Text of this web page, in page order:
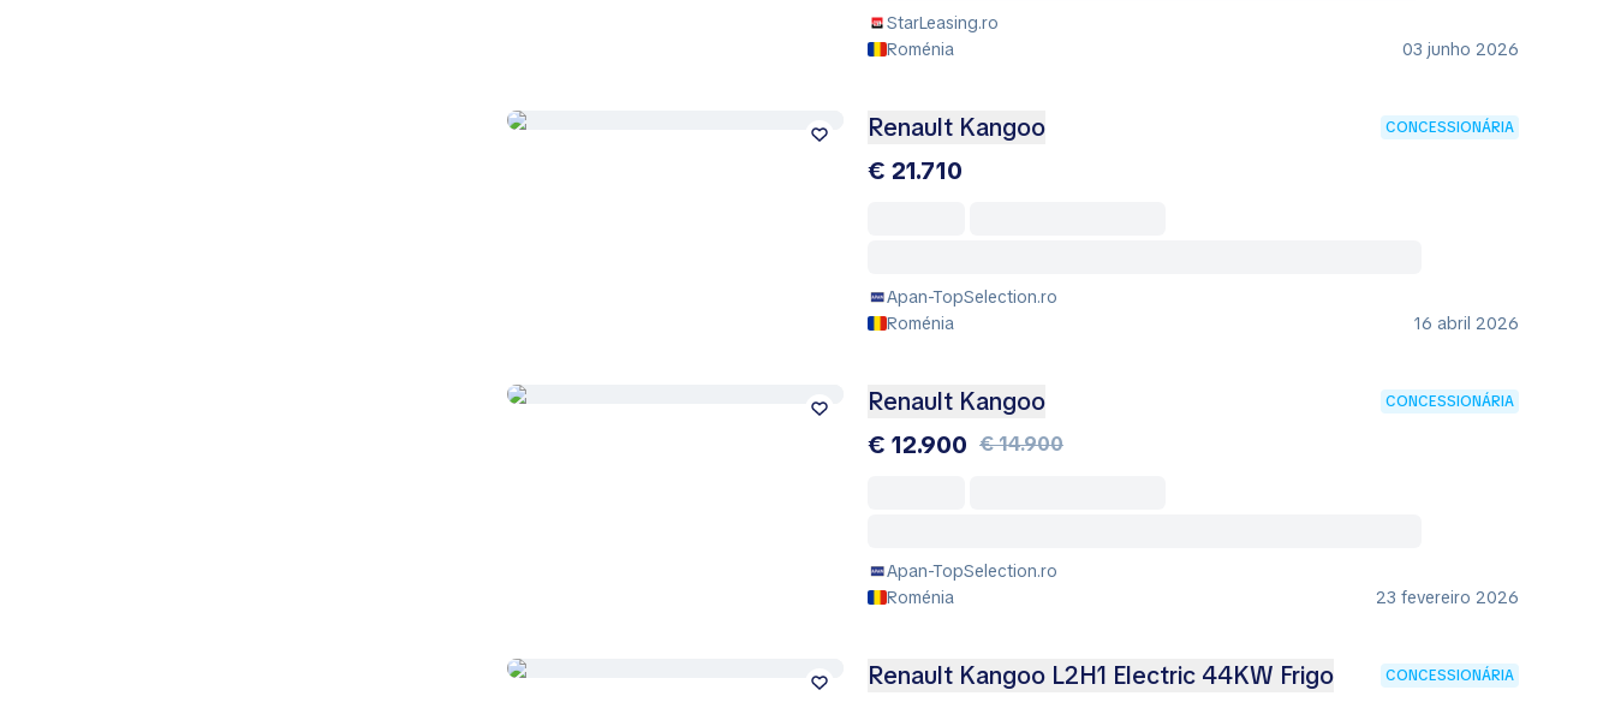
StarLeasing.ro
Roménia
03 junho 2026
Renault Kangoo CONCESSIONÁRIA
€ 21.710
Apan-TopSelection.ro
Roménia
16 abril 2026
Renault Kangoo CONCESSIONÁRIA
€ 12.900 € 14.900
Apan-TopSelection.ro
Roménia
23 fevereiro 2026
Renault Kangoo L2H1 Electric 44KW Frigo CONCESSIONÁRIA